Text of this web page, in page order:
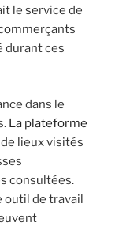
le service de
durant ces
dans le
La plateforme
lieux visités
consultées.
outil de travail